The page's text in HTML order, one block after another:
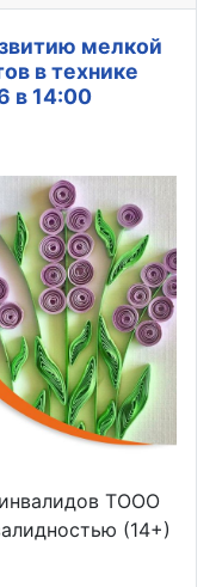
мелкой
в технике
в 14:00
ТООО
(14+)